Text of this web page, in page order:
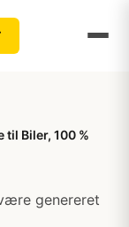
til Biler, 100 %
genereret